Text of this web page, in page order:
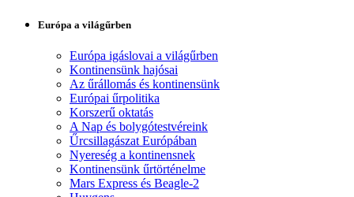
Európa a világűrben
Európa igáslovai a világűrben
Kontinensünk hajósai
Az űrállomás és kontinensünk
Európai űrpolitika
Korszerű oktatás
A Nap és bolygótestvéreink
Űrcsillagászat Európában
Nyereség a kontinensnek
Kontinensünk űrtörténelme
Mars Express és Beagle-2